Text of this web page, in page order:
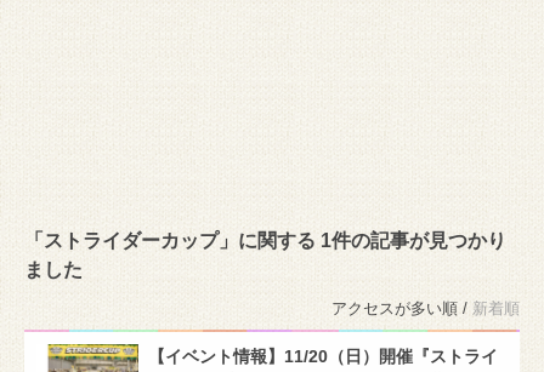
「ストライダーカップ」に関する 1件の記事が見つかり
ました
アクセスが多い順 / 新着順
【イベント情報】11/20（日）開催『ストライ